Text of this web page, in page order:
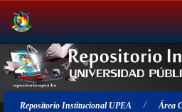
Salir
de
la
navegación
Repositorio Institucional UPEA
Área